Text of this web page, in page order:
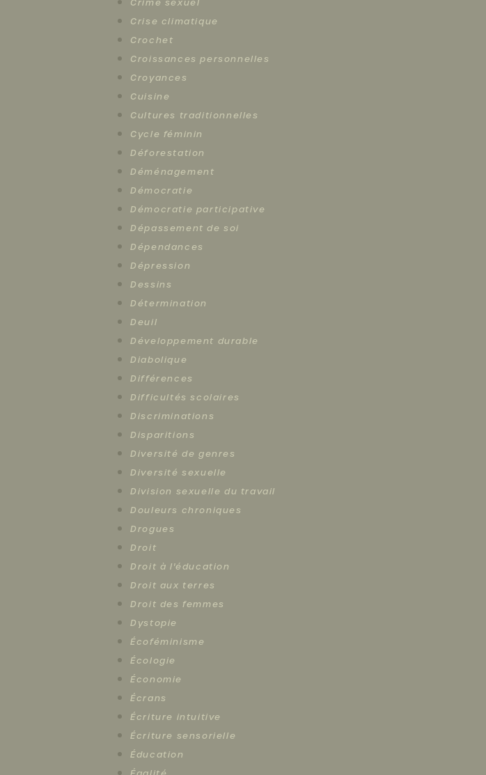
Crime sexuel
Crise climatique
Crochet
Croissances personnelles
Croyances
Cuisine
Cultures traditionnelles
Cycle féminin
Déforestation
Déménagement
Démocratie
Démocratie participative
Dépassement de soi
Dépendances
Dépression
Dessins
Détermination
Deuil
Développement durable
Diabolique
Différences
Difficultés scolaires
Discriminations
Disparitions
Diversité de genres
Diversité sexuelle
Division sexuelle du travail
Douleurs chroniques
Drogues
Droit
Droit à l'éducation
Droit aux terres
Droit des femmes
Dystopie
Écoféminisme
Écologie
Économie
Écrans
Écriture intuitive
Écriture sensorielle
Éducation